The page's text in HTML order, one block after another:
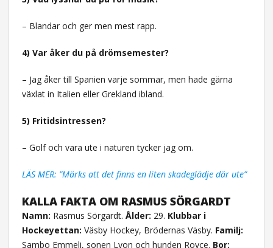
– Blandar och ger men mest rapp.
4) Var åker du på drömsemester?
– Jag åker till Spanien varje sommar, men hade gärna
växlat in Italien eller Grekland ibland.
5) Fritidsintressen?
– Golf och vara ute i naturen tycker jag om.
LÄS MER: ”Märks att det finns en liten skadeglädje där ute”
KALLA FAKTA OM RASMUS SÖRGARDT
Namn: Rasmus Sörgardt. Ålder: 29. Klubbar i
Hockeyettan: Väsby Hockey, Brödernas Väsby. Familj:
Sambo Emmeli, sonen Lyon och hunden Royce. Bor: